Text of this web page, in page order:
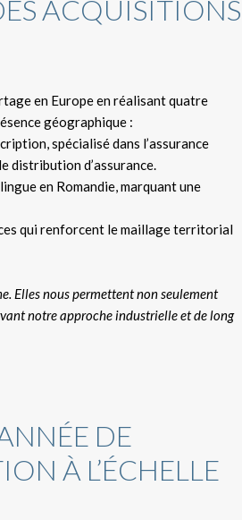
ACQUISITIONS
en Europe en réalisant quatre
géographique :
spécialisé dans l’assurance
distribution d’assurance.
en Romandie, marquant une
qui renforcent le maillage territorial
Elles nous permettent non seulement
notre approche industrielle et de long
DE
À L’ÉCHELLE